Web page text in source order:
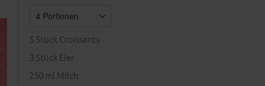
5 Stück Croissants
3 Stück Eier
250 ml Milch